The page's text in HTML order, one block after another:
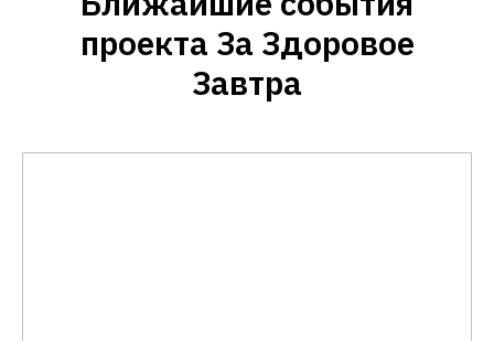
проекта За Здоровое
Завтра